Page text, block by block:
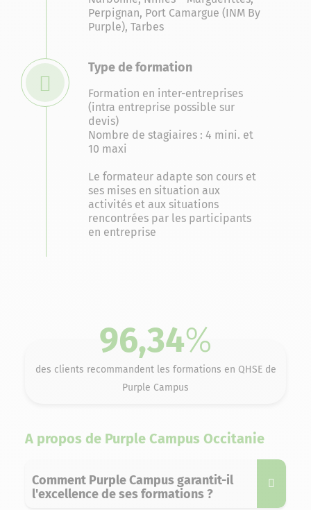
Perpignan, Port Camargue (INM By
Purple), Tarbes
Type de formation
Formation en inter-entreprises
(intra entreprise possible sur
devis)
Nombre de stagiaires : 4 mini. et
10 maxi
Le formateur adapte son cours et
ses mises en situation aux
activités et aux situations
rencontrées par les participants
en entreprise
96,34%
des clients recommandent les formations en QHSE de
Purple Campus
A propos de Purple Campus Occitanie
Comment Purple Campus garantit-il
l'excellence de ses formations ?